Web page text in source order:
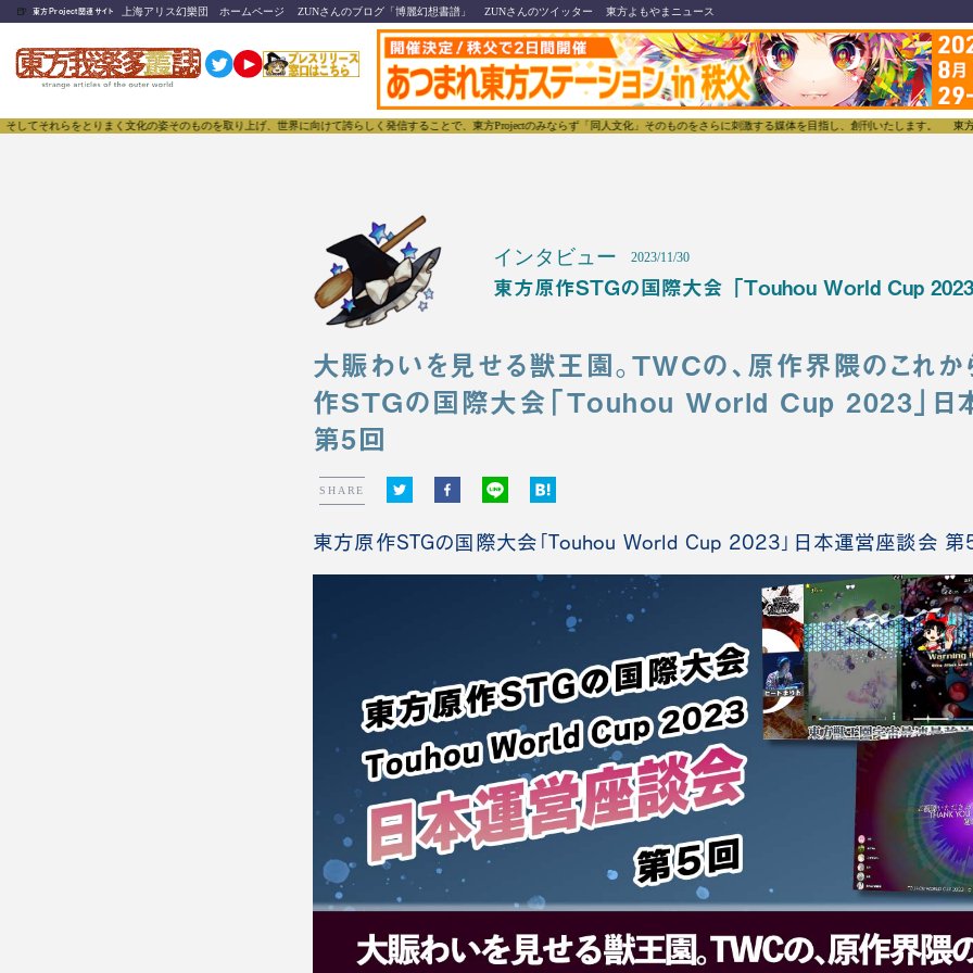
🍺 東方Project関連サイト 上海アリス幻樂団 ホームページ ZUNさんのブログ「博麗幻想書譜」 ZUNさんのツイッター 東方よもやまニュース
りまく文化の姿そのものを取り上げ、世界に向けて誇らしく発信することで、東方Projectのみならず「同人文化」そのものをさらに刺激する媒体を目指し、創刊いたします。 東方我楽多叢誌(
インタビュー 2023/11/30
東方原作STGの国際大会「Touhou World Cup
大賑わいを見せる獣王園。TWCの、原作界隈のこ
作STGの国際大会「Touhou World Cup 2023」日
第5回
SHARE
東方原作STGの国際大会「Touhou World Cup 2023」日本運営座談会 第